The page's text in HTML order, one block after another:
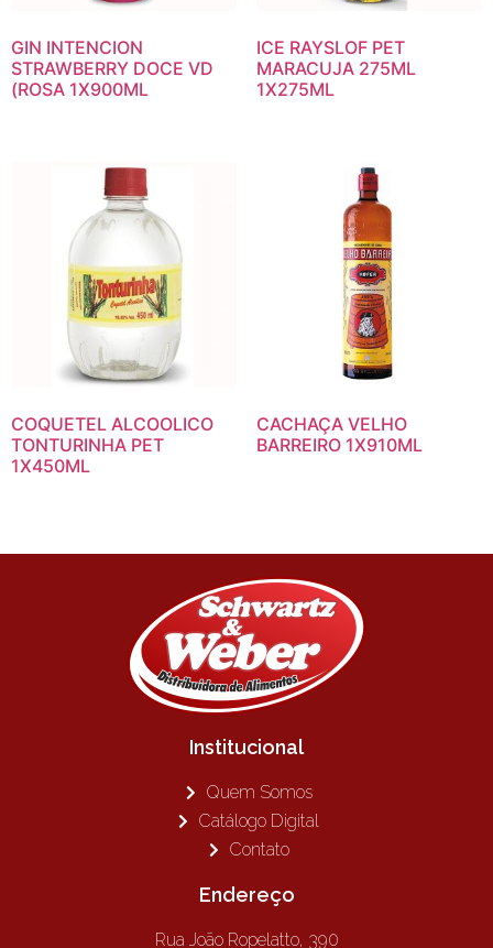
GIN INTENCION
STRAWBERRY DOCE VD
(ROSA 1X900ML
ICE RAYSLOF PET
MARACUJA 275ML
1X275ML
COQUETEL ALCOOLICO
TONTURINHA PET
1X450ML
CACHAÇA VELHO
BARREIRO 1X910ML
Institucional
Quem Somos
Catálogo Digital
Contato
Endereço
Rua João Ropelatto, 390